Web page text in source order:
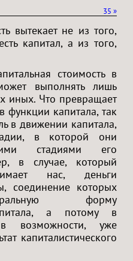
»
35
вытекает не из того,
капитал, а из того,
стоимость в
выполнять лишь
иных. Что превращает
функции капитала, так
в движении капитала,
в которой они
стадиями его
в случае, который
нас, деньги
соединение которых
форму
а потому в
возможности, уже
капиталистического